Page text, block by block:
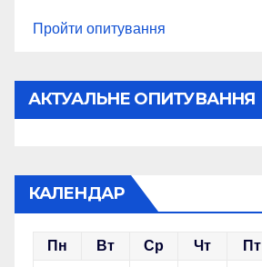
Пройти опитування
АКТУАЛЬНЕ ОПИТУВАННЯ
КАЛЕНДАР
Пн Вт Ср Чт Пт